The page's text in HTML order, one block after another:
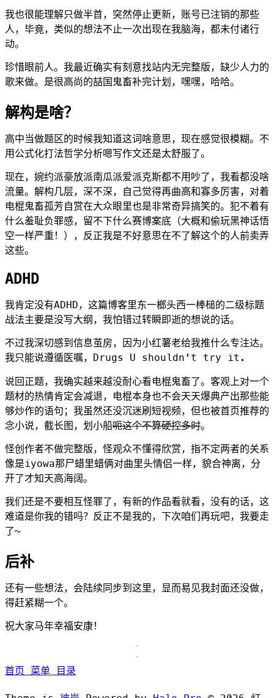
我也很能理解只做半首，突然停止更新，账号已注销的那些
人，毕竟，类似的想法不止一次出现在我脑海，都未付诸行
动。
珍惜眼前人。我最近确实有刻意找站内无完整版，缺少人力的
歌来做。是很高尚的喆国鬼畜补完计划，嘿嘿，哈哈。
解构是啥？
高中当做题区的时候我知道这词啥意思，现在感觉很模糊。不
用公式化打法哲学分析嗯写作文还是太舒服了。
现在，婉约派豪放派南瓜派爱派克斯都不用吵了，我看都没啥
流量。解构几层，深不深，自己觉得再曲高和寡多厉害，对着
电棍鬼畜孤芳自赏在大众眼里也是非常奇异搞笑的。犯不着有
什么羞耻负罪感，留不下什么赛博案底（大概和偷玩黑神话悟
空一样严重！），反正我是不好意思在不了解这个的人前卖弄
这些。
ADHD
我肯定没有ADHD，这篇博客里东一榔头西一棒槌的二级标题
战法主要是没写大纲，我怕错过转瞬即逝的想说的话。
不过我深切感到信息茧房，因为小红薯老给我推什么专注达。
我只能说遵循医嘱，Drugs U shouldn't try it.
说回正题，我确实越来越没耐心看电棍鬼畜了。客观上对一个
题材的热情肯定会减退，电棍本身也不会天天爆典产出那些能
够炒作的语句；我虽然还没沉迷刷短视频，但也被首页推荐的
念小说，截长图，划小船呃这个不算硬控多时。
怪创作者不做完整版，怪观众不懂得欣赏，指不定两者的关系
像是iyowa那尸蜡里蜡俩对曲里头情侣一样，貌合神离，分
开了才知天高海阔。
我们还是不要相互怪罪了，有新的作品看就看，没有的话，这
难道是你我的错吗？反正不是我的，下次咱们再玩吧，我要走
了~
后补
还有一些想法，会陆续同步到这里，显而易见我封面还没做，
得赶紧糊一个。
祝大家马年幸福安康！
首页 菜单 目录